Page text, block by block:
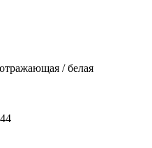
отражающая / белая